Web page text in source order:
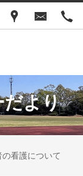
だより
の看護について